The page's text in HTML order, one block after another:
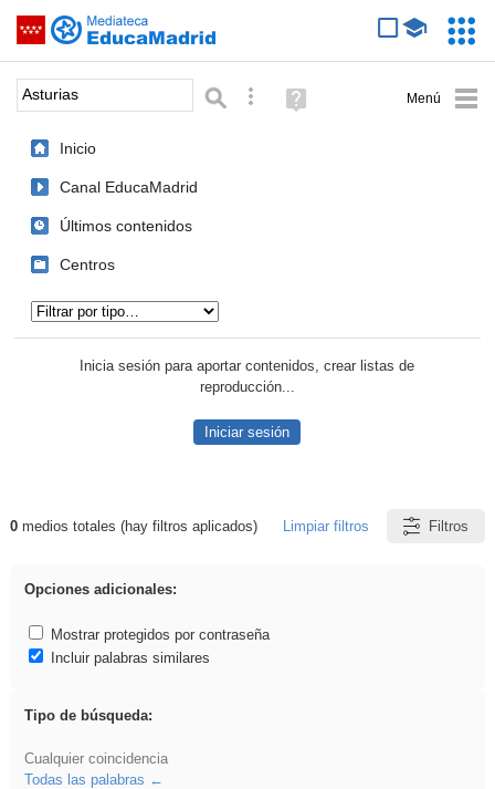
Saltar navegación
Palabra o frase: Búsqueda avanzada
Ayuda
(en
Inicio
Canal EducaMadrid
Últimos contenidos
Centros
Inicia sesión para aportar contenidos, crear listas de
reproducción...
Iniciar sesión
Resultados de: Asturias
0medios totales (hay filtros aplicados) Limpiar filtros Filtros
Opciones adicionales:
Mostrar protegidos por contraseña
Incluir palabras similares
Tipo de búsqueda:
Cualquier coincidencia
Todas las palabras